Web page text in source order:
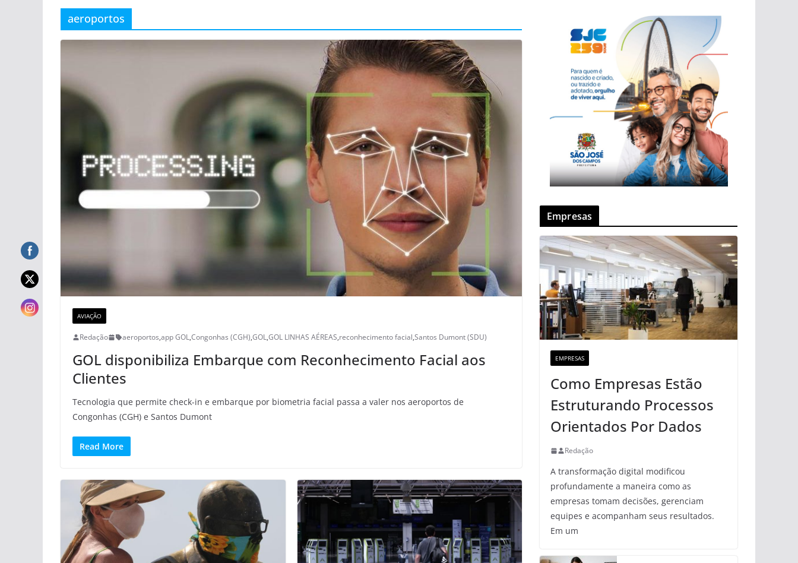
aeroportos
AVIAÇÃO
Redação aeroportos,app GOL,Congonhas (CGH),GOL,GOL LINHAS AÉREAS,reconhecimento facial,Santos Dumont (SDU)
GOL disponibiliza Embarque com Reconhecimento Facial aos
Clientes
Tecnologia que permite check-in e embarque por biometria facial passa a valer nos aeroportos de
Congonhas (CGH) e Santos Dumont
Read More
Empresas
EMPRESAS
Como Empresas Estão
Estruturando Processos
Orientados Por Dados
Redação
A transformação digital modificou
profundamente a maneira como as
empresas tomam decisões, gerenciam
equipes e acompanham seus resultados.
Em um